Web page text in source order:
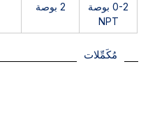
0-2 بوصة
NPT
2 بوصة
مُكَمِّلات